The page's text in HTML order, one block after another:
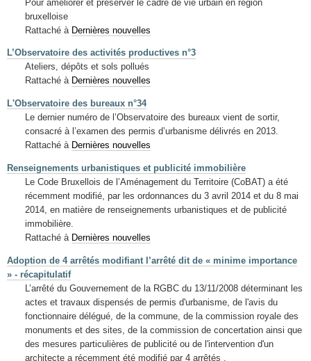
Pour améliorer et préserver le cadre de vie urbain en région
bruxelloise
Rattaché à Dernières nouvelles
L’Observatoire des activités productives n°3
Ateliers, dépôts et sols pollués
Rattaché à Dernières nouvelles
L'Observatoire des bureaux n°34
Le dernier numéro de l’Observatoire des bureaux vient de sortir,
consacré à l’examen des permis d’urbanisme délivrés en 2013.
Rattaché à Dernières nouvelles
Renseignements urbanistiques et publicité immobilière
Le Code Bruxellois de l’Aménagement du Territoire (CoBAT) a été
récemment modifié, par les ordonnances du 3 avril 2014 et du 8 mai
2014, en matière de renseignements urbanistiques et de publicité
immobilière.
Rattaché à Dernières nouvelles
Adoption de 4 arrêtés modifiant l’arrêté dit de « minime importance
» - récapitulatif
L’arrêté du Gouvernement de la RGBC du 13/11/2008 déterminant les
actes et travaux dispensés de permis d'urbanisme, de l'avis du
fonctionnaire délégué, de la commune, de la commission royale des
monuments et des sites, de la commission de concertation ainsi que
des mesures particulières de publicité ou de l'intervention d'un
architecte a récemment été modifié par 4 arrêtés .